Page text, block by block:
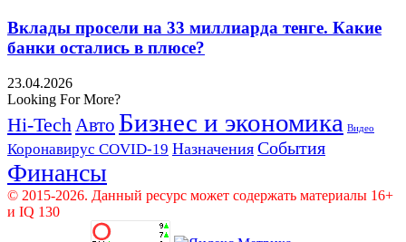
Вклады просели на 33 миллиарда тенге. Какие
банки остались в плюсе?
23.04.2026
Looking For More?
Hi-Tech Авто Бизнес и экономика Видео
Коронавирус COVID-19 Назначения События
Финансы
© 2015-2026. Данный ресурс может содержать материалы 16+
и IQ 130